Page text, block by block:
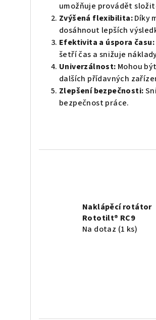
umožňuje provádět
Zvýšená flexibilita:Díky
dosáhnout lepších
Efektivita a úspora času:
šetří čas a snižuje
Univerzálnost: Mohou
dalších přídavných
Zlepšení bezpečnosti:
bezpečnost práce.
Naklápěcí rotátor
Rototilt® RC9
Na dotaz (1 ks)